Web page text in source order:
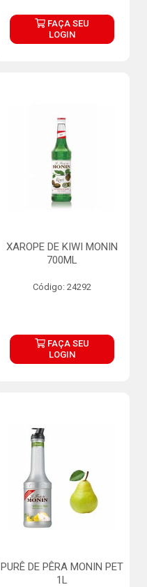
FAÇA SEU
LOGIN
XAROPE DE KIWI MONIN
700ML
Código: 24292
FAÇA SEU
LOGIN
PURÊ DE PÊRA MONIN PET
1L